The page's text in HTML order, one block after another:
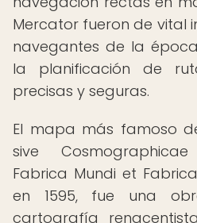
Mercator fueron de vital
navegantes de la
la planificación de
precisas y seguras.
El mapa más famoso
sive
Fabrica Mundi et
en 1595, fue una
cartografía